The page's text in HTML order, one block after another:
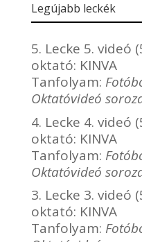
Legújabb leckék
5. Lecke 5.
oktató: KINVA
Tanfolyam:
Oktatóvideó
4. Lecke 4.
oktató: KINVA
Tanfolyam:
Oktatóvideó
3. Lecke 3.
oktató: KINVA
Tanfolyam: